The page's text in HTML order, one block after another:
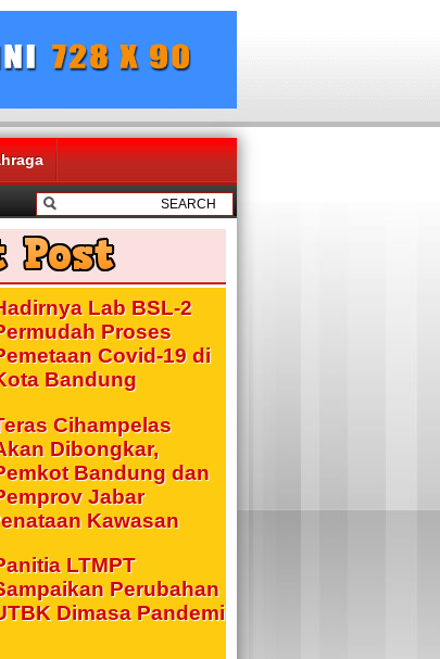
Lab BSL-2
Proses
Covid-19 di
Bandung
Cihampelas
Dibongkar,
Bandung dan
Jabar
Kawasan
LTMPT
Perubahan
Dimasa Pandemi